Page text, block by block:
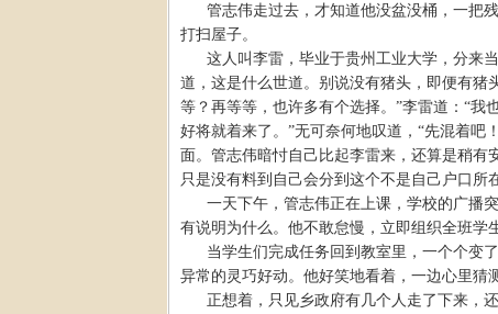
管志伟走过去，才知道他没盆没桶，一把
打扫屋子。
这人叫李雷，毕业于贵州工业大学，分来
道，这是什么世道。别说没有猪头，即便有猪
等？再等等，也许多有个选择。”李雷道：“我
好将就着来了。”无可奈何地叹道，“先混着吧
面。管志伟暗忖自己比起李雷来，还算是稍
只是没有料到自己会分到这个不是自己户口所
一天下午，管志伟正在上课，学校的广播
有说明为什么。他不敢怠慢，立即组织全班学
当学生们完成任务回到教室里，一个个变
异常的灵巧好动。他好笑地看着，一边心里
正想着，只见乡政府有几个人走了下来，